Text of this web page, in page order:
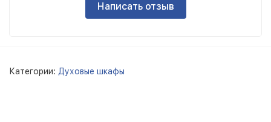
Написать отзыв
Категории: Духовые шкафы